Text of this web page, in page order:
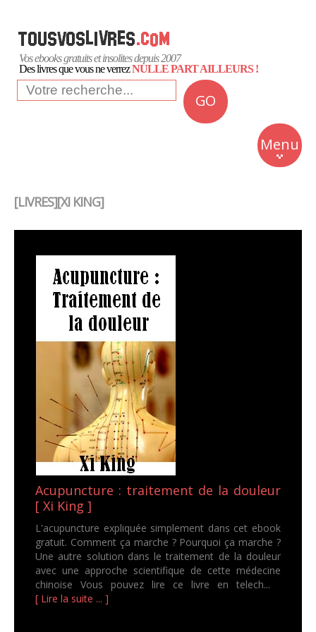
Vos ebooks gratuits et insolites depuis 2007
Des livres que vous ne verrezNULLE PART AILLEURS !
GO
Menu
Insolite
Business
[LIVRES][XI KING]
Acupuncture : traitement de la douleur
[ Xi King ]
L'acupuncture expliquée simplement dans cet ebook
gratuit. Comment ça marche ? Pourquoi ça marche ?
Une autre solution dans le traitement de la douleur
avec une approche scientifique de cette médecine
chinoise Vous pouvez lire ce livre en telech...
[ Lire la suite ... ]